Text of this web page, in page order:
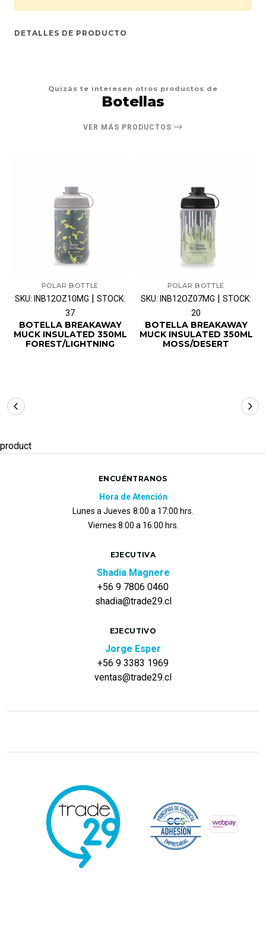
DETALLES DE PRODUCTO
Quizás te interesen otros productos de
Botellas
VER MÁS PRODUCTOS
POLAR BOTTLE
SKU: INB12OZ10MG
STOCK:
37
BOTELLA BREAKAWAY
MUCK INSULATED 350ML
FOREST/LIGHTNING
POLAR BOTTLE
SKU: INB12OZ07MG
STOCK:
20
BOTELLA BREAKAWAY
MUCK INSULATED 350ML
MOSS/DESERT
product
ENCUÉNTRANOS
Hora de Atención
Lunes a Jueves 8:00 a 17:00 hrs.
Viernes 8:00 a 16:00 hrs.
EJECUTIVA
Shadia Magnere
+56 9 7806 0460
shadia@trade29.cl
EJECUTIVO
Jorge Esper
+56 9 3383 1969
ventas@trade29.cl